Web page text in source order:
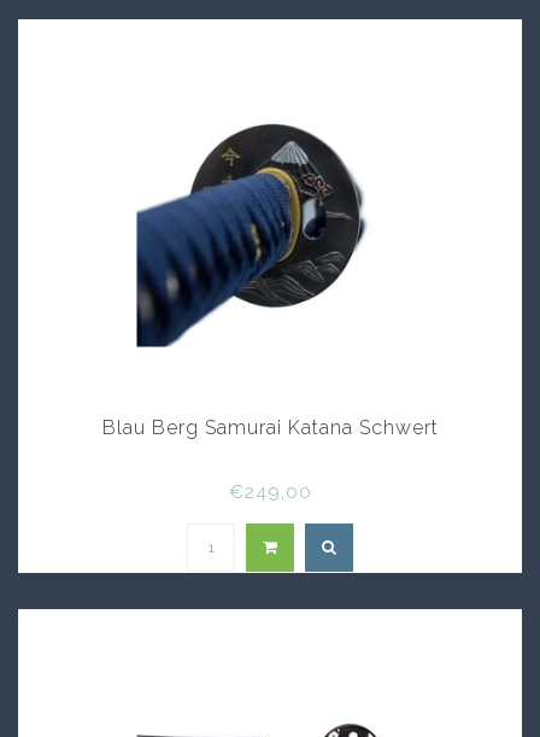
Blau Berg Samurai Katana Schwert
€249,00